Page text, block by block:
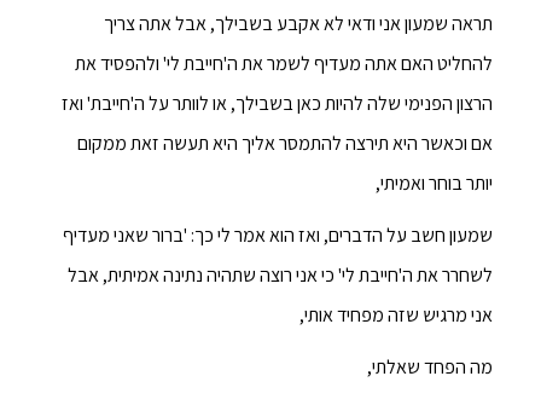
תראה שמעון אני ודאי לא אקבע בשבילך, אבל אתה צריך
להחליט האם אתה מעדיף לשמר את ה'חייבת לי' ולהפסיד את
הרצון הפנימי שלה להיות כאן בשבילך, או לוותר על ה'חייבת' ואז
אם וכאשר היא תירצה להתמסר אליך היא תעשה זאת ממקום
יותר בוחר ואמיתי,
שמעון חשב על הדברים, ואז הוא אמר לי כך: 'ברור שאני מעדיף
לשחרר את ה'חייבת לי' כי אני רוצה שתהיה נתינה אמיתית, אבל
אני מרגיש שזה מפחיד אותי,
מה הפחד שאלתי,